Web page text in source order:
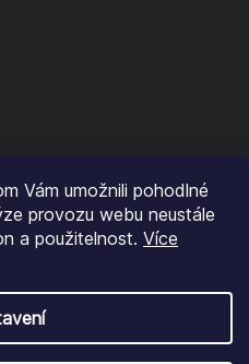
Vám umožnili pohodlné
provozu webu neustále
a použitelnost. Více